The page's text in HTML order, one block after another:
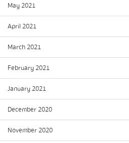
May 2021
April 2021
March 2021
February 2021
January 2021
December 2020
November 2020